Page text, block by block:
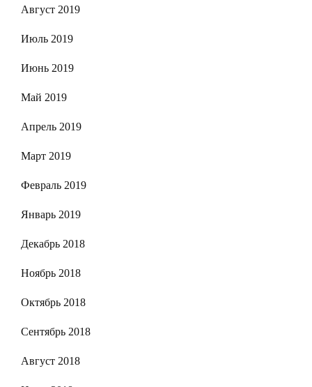
Август 2019
Июль 2019
Июнь 2019
Май 2019
Апрель 2019
Март 2019
Февраль 2019
Январь 2019
Декабрь 2018
Ноябрь 2018
Октябрь 2018
Сентябрь 2018
Август 2018